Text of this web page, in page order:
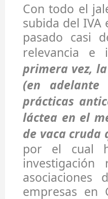
Con todo el
subida del
pasado casi
relevancia
primera vez,
(en adelante
prácticas
láctea en el
de vaca cruda
por el cual
investigación
empresas en